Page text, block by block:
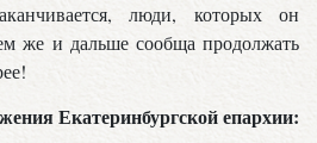
люди, которых он
же и дальше сообща продолжать
Екатеринбургской епархии: